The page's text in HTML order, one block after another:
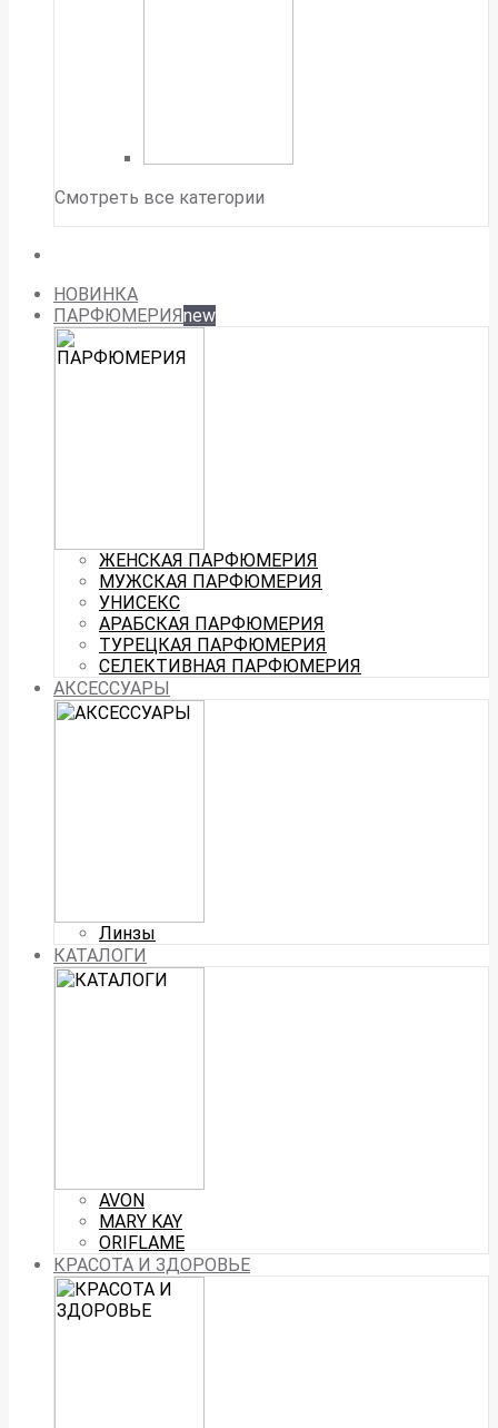
Смотреть все категории
НОВИНКА
ПАРФЮМЕРИЯnew
ЖЕНСКАЯ ПАРФЮМЕРИЯ
МУЖСКАЯ ПАРФЮМЕРИЯ
УНИСЕКС
АРАБСКАЯ ПАРФЮМЕРИЯ
ТУРЕЦКАЯ ПАРФЮМЕРИЯ
СЕЛЕКТИВНАЯ ПАРФЮМЕРИЯ
АКСЕССУАРЫ
Линзы
КАТАЛОГИ
AVON
MARY KAY
ORIFLAME
КРАСОТА И ЗДОРОВЬЕ